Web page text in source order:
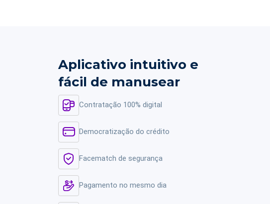
Aplicativo intuitivo e
fácil de manusear
Contratação 100% digital
Democratização do crédito
Facematch de segurança
Pagamento no mesmo dia